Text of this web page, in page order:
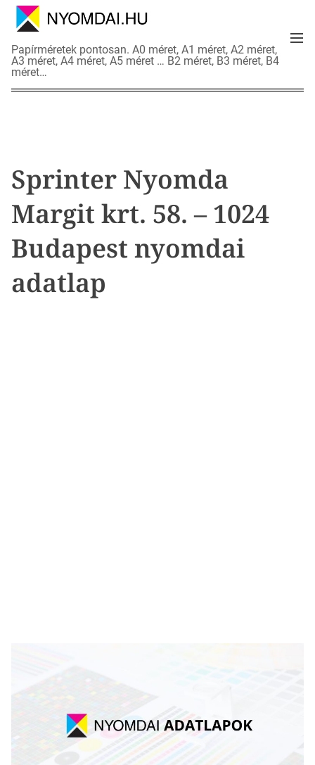
N
y
o
m
d
o
Papírméretek pontosan. A0 méret, A1 méret, A2 méret,
A3 méret, A4 méret, A5 méret … B2 méret, B3 méret, B4
méret…
M
Sprinter Nyomda
Margit krt. 58. – 1024
Budapest nyomdai
adatlap